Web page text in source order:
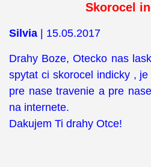
Skorocel
Silvia | 15.05.2017
Drahy Boze, Otecko nas
spytat ci skorocel indicky ,
pre nase travenie a pre
na internete.
Dakujem Ti drahy Otce!